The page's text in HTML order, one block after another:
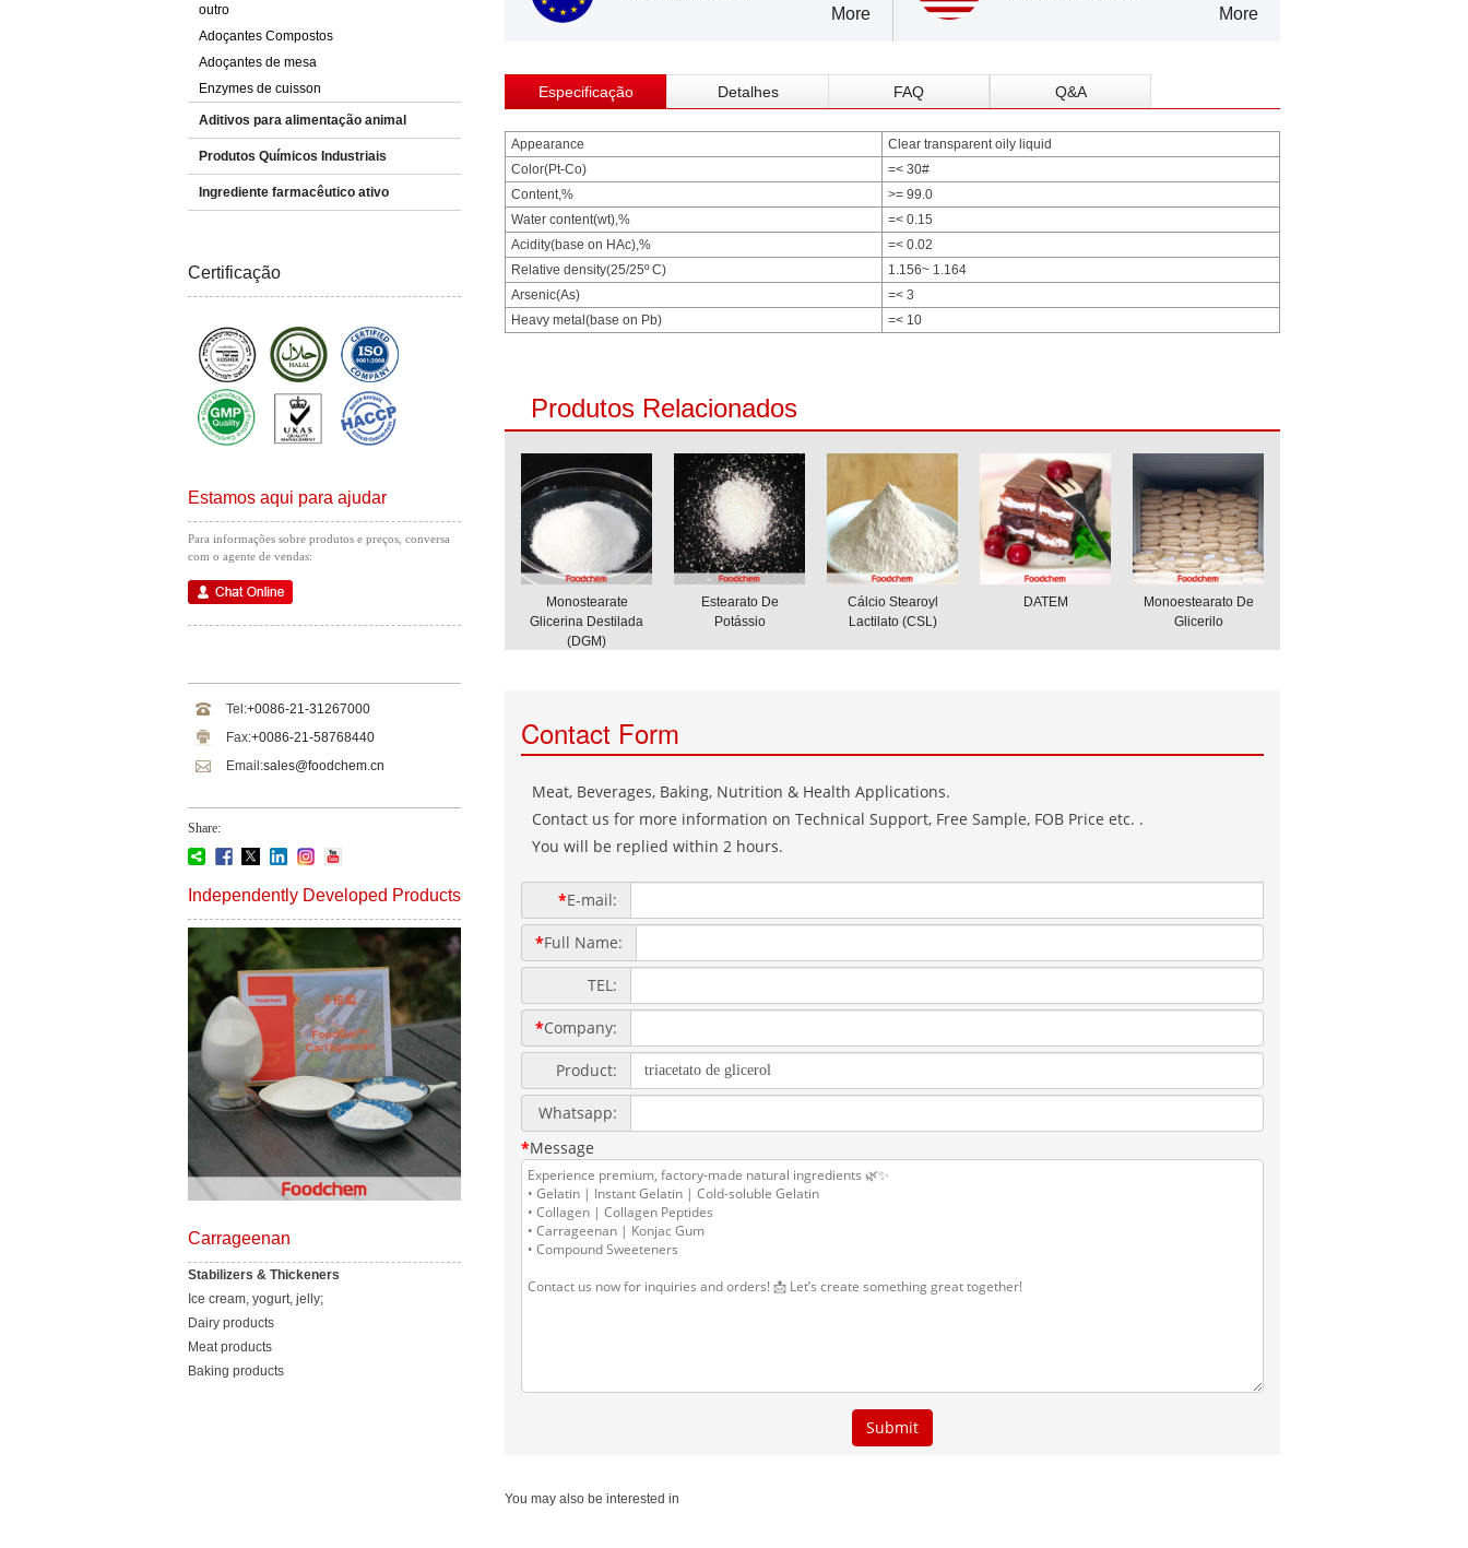
outro
Adoçantes Compostos
Adoçantes de mesa
Enzymes de cuisson
Aditivos para alimentação animal
Produtos Químicos Industriais
Ingrediente farmacêutico ativo
Certificação
Estamos aqui para ajudar
Para informações sobre produtos e preços, conversa
com o agente de vendas:
Tel:+0086-21-31267000
Fax:+0086-21-58768440
Email:sales@foodchem.cn
Share:
Independently Developed Products
Carrageenan
Stabilizers & Thickeners
Ice cream, yogurt, jelly;
Dairy products
Meat products
Baking products
More
More
Especificação Detalhes FAQ Q&A
Appearance
Clear transparent oily liquid
Color(Pt-Co)
=< 30#
Content,%
>= 99.0
Water content(wt),%
=< 0.15
Acidity(base on HAc),%
=< 0.02
Relative density(25/25º C)
1.156~ 1.164
Arsenic(As)
=< 3
Heavy metal(base on Pb)
=< 10
Produtos Relacionados
Monostearate
Glicerina Destilada
(DGM)
Estearato De
Potássio
Cálcio Stearoyl
Lactilato (CSL)
DATEM
Monoestearato De
Glicerilo
You may also be interested in